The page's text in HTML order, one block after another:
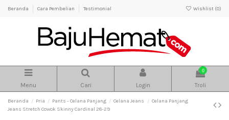
Beranda Cara Pembelian Testimonial Wishlist (0)
Menu Cari Login
0
Troli
Beranda Pria Pants - Celana Panjang Celana Jeans
Celana Panjang
Jeans Stretch Cowok Skinny Cardinal 28-29